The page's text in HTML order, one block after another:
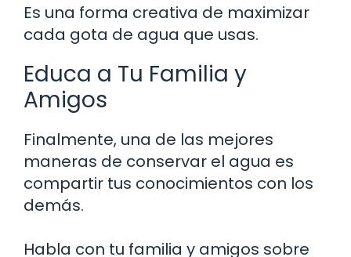
Es una forma creativa de maximizar
cada gota de agua que usas.
Educa a Tu Familia y
Amigos
Finalmente, una de las mejores
maneras de conservar el agua es
compartir tus conocimientos con los
demás.
Habla con tu familia y amigos sobre